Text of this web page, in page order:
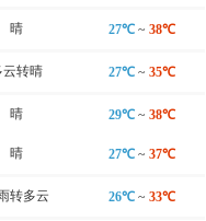
晴 27℃ ~ 38℃
云转晴 27℃ ~ 35℃
晴 29℃ ~ 38℃
晴 27℃ ~ 37℃
转多云 26℃ ~ 33℃